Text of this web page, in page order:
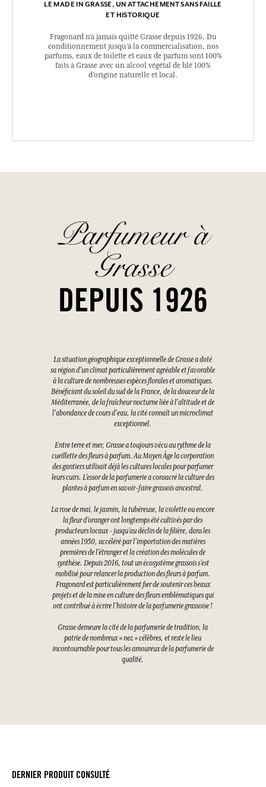
LE MADE IN GRASSE, UN ATTACHEMENT SANS FAILLE
ET HISTORIQUE
Fragonard n’a jamais quitté Grasse depuis 1926. Du
conditionnement jusqu’à la commercialisation, nos
parfums, eaux de toilette et eaux de parfum sont 100%
faits à Grasse avec un alcool végétal de blé 100%
d’origine naturelle et local.
Parfumeur à
Grasse
DEPUIS 1926
La situation géographique exceptionnelle de Grasse a doté
sa région d'un climat particulièrement agréable et favorable
à la culture de nombreuses espèces florales et aromatiques.
Bénéficiant du soleil du sud de la France, de la douceur de la
Méditerranée, de la fraîcheur nocturne liée à l'altitude et de
l'abondance de cours d'eau, la cité connaît un microclimat
exceptionnel.
Entre terre et mer, Grasse a toujours vécu au rythme de la
cueillette des fleurs à parfum. Au Moyen Âge la corporation
des gantiers utilisait déjà les cultures locales pour parfumer
leurs cuirs. L’essor de la parfumerie a consacré la culture des
plantes à parfum en savoir-faire grassois ancestral.
La rose de mai, le jasmin, la tubéreuse, la violette ou encore
la fleur d’oranger ont longtemps été cultivés par des
producteurs locaux - jusqu’au déclin de la filière, dans les
années 1950, accéléré par l’importation des matières
premières de l’étranger et la création des molécules de
synthèse. Depuis 2016, tout un écosystème grassois s’est
mobilisé pour relancer la production des fleurs à parfum.
Fragonard est particulièrement fier de soutenir ces beaux
projets et de la mise en culture des fleurs emblématiques qui
ont contribué à écrire l’histoire de la parfumerie grassoise !
Grasse demeure la cité de la parfumerie de tradition, la
patrie de nombreux « nez » célèbres, et reste le lieu
incontournable pour tous les amoureux de la parfumerie de
qualité.
DERNIER PRODUIT CONSULTÉ